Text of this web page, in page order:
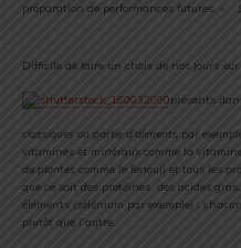
préparation de performances futures. »
Difficile de faire un choix de nos jours
présents
classiques ou partie d’aliments par
vitamines et minéraux comme la
de plantes comme le fenouil et tous les
que ce soit des protéines, des acides
éléments (sélénium par exemple) ;
plutôt que l’autre.